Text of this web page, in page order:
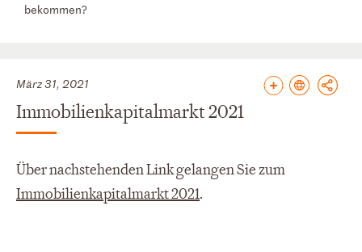
bekommen?
März 31, 2021
Immobilienkapitalmarkt 2021
Über nachstehenden Link gelangen Sie zum
Immobilienkapitalmarkt 2021.